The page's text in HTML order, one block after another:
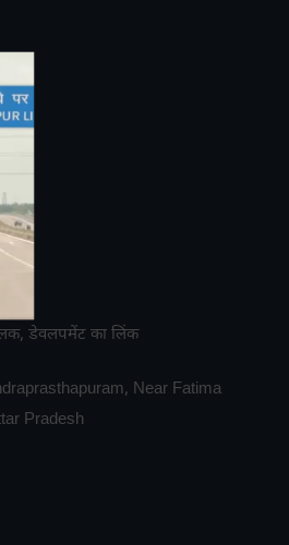
लक, डेवलपमेंट का लिंक
Near Fatima
Pradesh